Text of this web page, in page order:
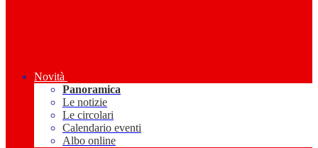
Novità
Panoramica
Le notizie
Le circolari
Calendario eventi
Albo online